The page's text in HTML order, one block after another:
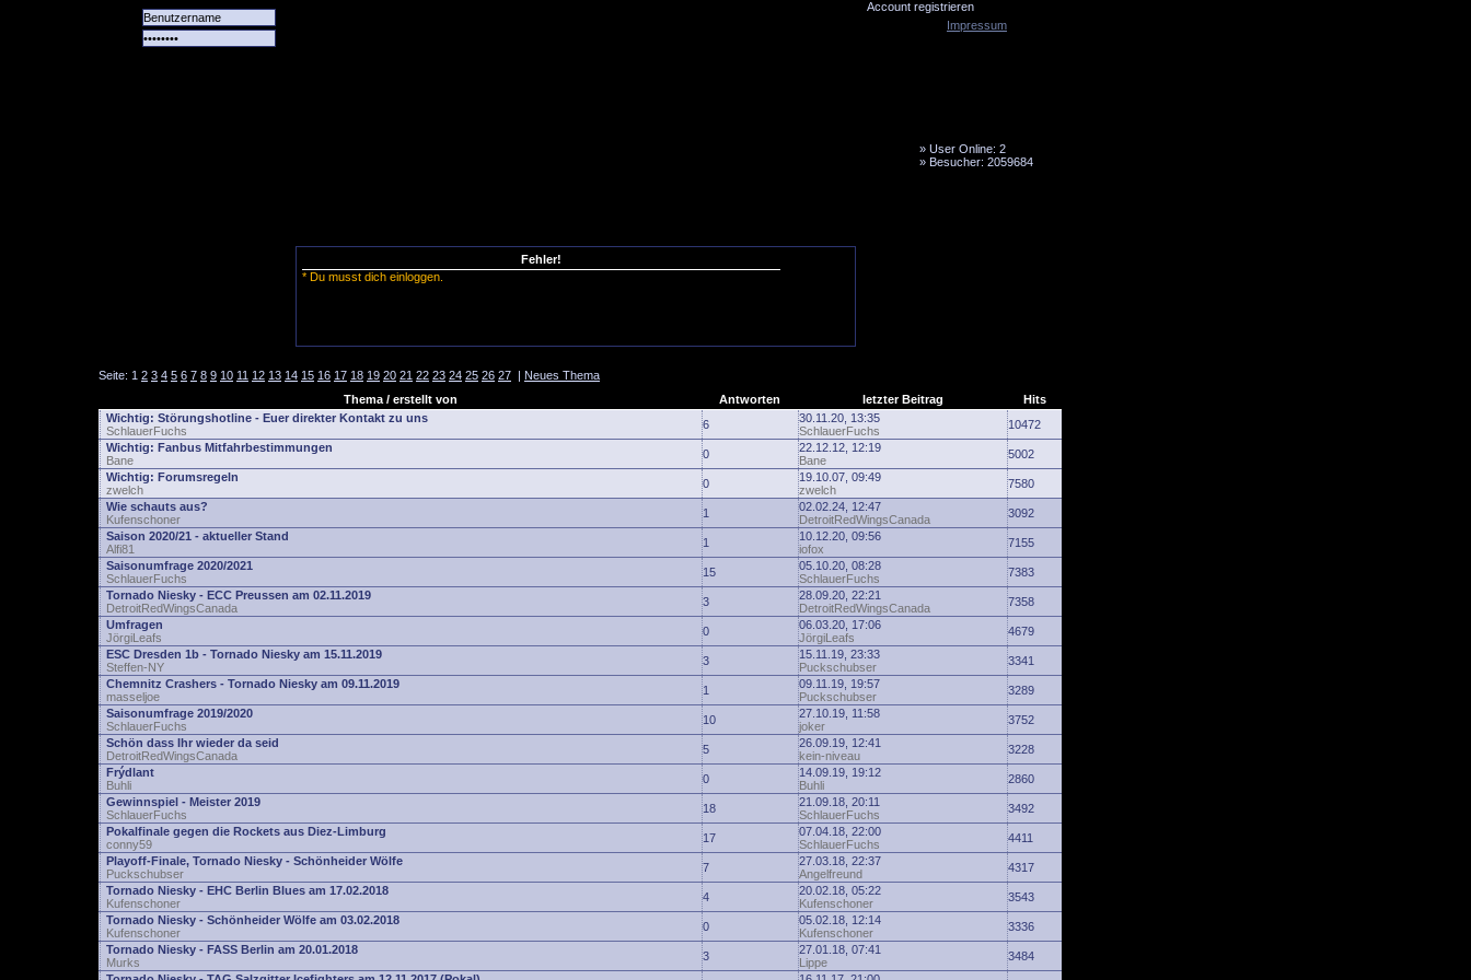
Account registrieren
» User Online: 2
» Besucher: 2059684
Fehler!
* Du musst dich einloggen.
Seite: 1 2 3 4 5 6 7 8 9 10 11 12 13 14 15 16 17 18 19 20 21 22 23 24 25 26 27 | Neues Thema
Thema / erstellt von
Antworten letzter Beitrag
Hits
Wichtig: Störungshotline - Euer direkter Kontakt zu uns
SchlauerFuchs
6
30.11.20, 13:35
SchlauerFuchs
10472
Wichtig: Fanbus Mitfahrbestimmungen
Bane
0
22.12.12, 12:19
Bane
5002
Wichtig: Forumsregeln
zwelch
0
19.10.07, 09:49
zwelch
7580
Wie schauts aus?
Kufenschoner
1
02.02.24, 12:47
DetroitRedWingsCanada
3092
Saison 2020/21 - aktueller Stand
Alfi81
1
10.12.20, 09:56
iofox
7155
Saisonumfrage 2020/2021
SchlauerFuchs
15
05.10.20, 08:28
SchlauerFuchs
7383
Tornado Niesky - ECC Preussen am 02.11.2019
DetroitRedWingsCanada
3
28.09.20, 22:21
DetroitRedWingsCanada
7358
Umfragen
JörgiLeafs
0
06.03.20, 17:06
JörgiLeafs
4679
ESC Dresden 1b - Tornado Niesky am 15.11.2019
Steffen-NY
3
15.11.19, 23:33
Puckschubser
3341
Chemnitz Crashers - Tornado Niesky am 09.11.2019
masseljoe
1
09.11.19, 19:57
Puckschubser
3289
Saisonumfrage 2019/2020
SchlauerFuchs
10
27.10.19, 11:58
joker
3752
Schön dass Ihr wieder da seid
DetroitRedWingsCanada
5
26.09.19, 12:41
kein-niveau
3228
Frýdlant
Buhli
0
14.09.19, 19:12
Buhli
2860
Gewinnspiel - Meister 2019
SchlauerFuchs
18
21.09.18, 20:11
SchlauerFuchs
3492
Pokalfinale gegen die Rockets aus Diez-Limburg
conny59
17
07.04.18, 22:00
SchlauerFuchs
4411
Playoff-Finale, Tornado Niesky - Schönheider Wölfe
Puckschubser
7
27.03.18, 22:37
Angelfreund
4317
Tornado Niesky - EHC Berlin Blues am 17.02.2018
Kufenschoner
4
20.02.18, 05:22
Kufenschoner
3543
Tornado Niesky - Schönheider Wölfe am 03.02.2018
Kufenschoner
0
05.02.18, 12:14
Kufenschoner
3336
Tornado Niesky - FASS Berlin am 20.01.2018
Murks
3
27.01.18, 07:41
Lippe
3484
Impressum